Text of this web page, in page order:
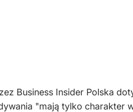
Business Insider Polska
"mają tylko charakter